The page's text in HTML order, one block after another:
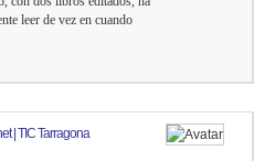
leer de vez en cuando
| TIC Tarragona